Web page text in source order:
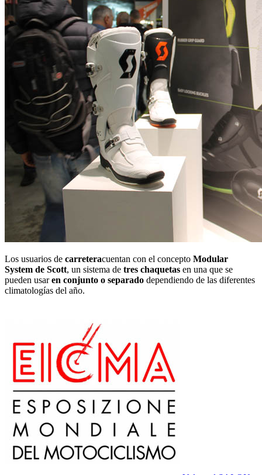
Los usuarios de carreteracuentan con el concepto Modular
System de Scott, un sistema de tres chaquetas en una que se
pueden usaren conjunto o separado dependiendo de las diferentes
climatologías del año.